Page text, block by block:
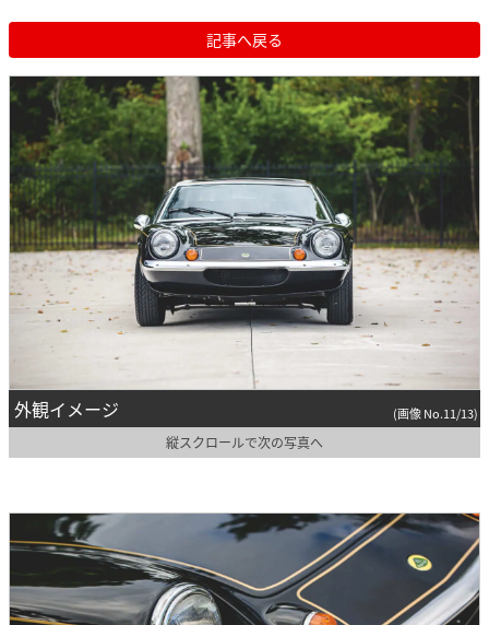
記事へ戻る
外観イメージ (画像 No.11/13)
縦スクロールで次の写真へ